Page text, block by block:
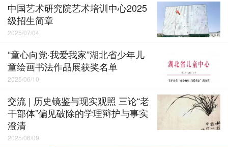
中国艺术研究院艺术培训中心2025
级招生简章
2025/07/04
“童心向党·我爱我家”湖北省少年儿
童绘画书法作品展获奖名单
2025/06/10
交流 | 历史镜鉴与现实观照 三论“老
干部体”偏见破除的学理辩护与事实
澄清
2025/06/09